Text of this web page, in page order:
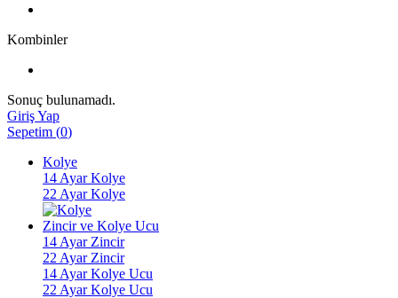
Kombinler
Sonuç bulunamadı.
Giriş Yap
Sepetim (0)
Kolye
14 Ayar Kolye
22 Ayar Kolye
Zincir ve Kolye Ucu
14 Ayar Zincir
22 Ayar Zincir
14 Ayar Kolye Ucu
22 Ayar Kolye Ucu